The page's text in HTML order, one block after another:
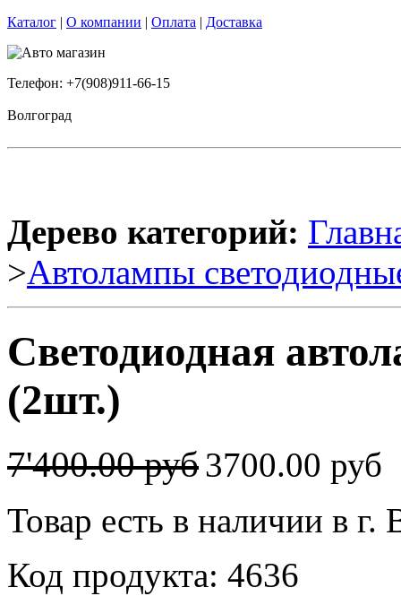
Каталог | О компании | Оплата | Доставка
Телефон: +7(908)911-66-15
Волгоград
Дерево категорий:
>Автолампы
Светодиодная
(2шт.)
7'400.00 руб3700.00 руб
Товар есть в наличии в г.
Код продукта: 4636